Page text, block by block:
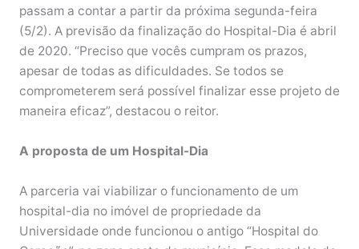
passam a contar a partir da próxima segunda-feira
(5/2). A previsão da finalização do Hospital-Dia é abril
de 2020. “Preciso que vocês cumpram os prazos,
apesar de todas as dificuldades. Se todos se
comprometerem será possível finalizar esse projeto de
maneira eficaz”, destacou o reitor.
A proposta de um Hospital-Dia
A parceria vai viabilizar o funcionamento de um
hospital-dia no imóvel de propriedade da
Universidade onde funcionou o antigo “Hospital do